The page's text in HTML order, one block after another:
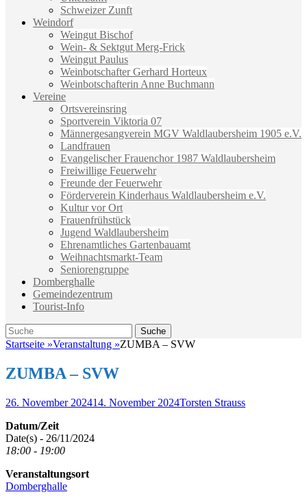
Schweizer Zunft
Weindorf
Weingut Bischof
Wein- & Sektgut Merg-Frick
Weingut Paulus
Weinbotschafter Gerhard Horteux
Weinbotschafterin Anne Buchmann
Vereine
Ortsvereinsring
Sportverein Viktoria 07
Männergesangverein MGV Waldlaubersheim 1905 e.V.
Landfrauen
Evangelischer Frauenchor 1987 Waldlaubersheim
Freiwillige Feuerwehr
Freunde der Feuerwehr
Förderverein Kinderhaus Waldlaubersheim e.V.
Kultur vor Ort
Frauenfrühstück
Jugend Waldlaubersheim
Ehrenamtliches Gartenbauamt
Weihnachtsmarkt-Team
Seniorengruppe
Domberghalle
Gemeindezentrum
Tourist-Info
Suche
Suche
nach:
Startseite »Veranstaltung »ZUMBA – SVW
ZUMBA – SVW
Veröffentlicht
26. November 202414. November 2024Autor
Torsten Strauss
Datum/Zeit
Date(s) - 26/11/2024
18:00 - 19:00
Veranstaltungsort
Domberghalle